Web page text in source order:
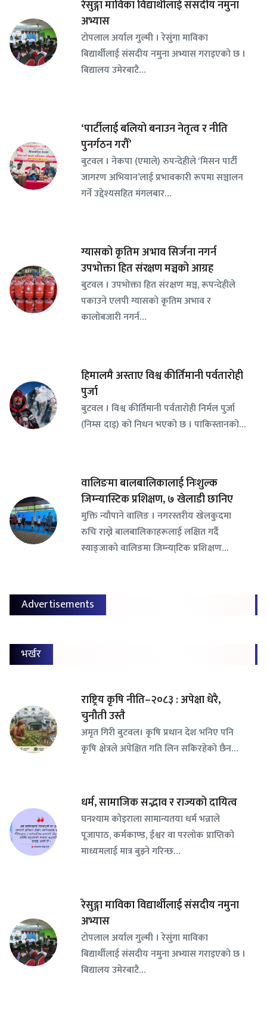
रेसुङ्गा माविका विद्यार्थीलाई संसदीय नमुना
अभ्यास
टोपलाल अर्याल गुल्मी । रेसुंगा माविका
बिद्यार्थीलाई संसदीय नमुना अभ्यास गराइएको छ ।
बिद्यालय उमेरबाटै…
‘पार्टीलाई बलियो बनाउन नेतृत्व र नीति
पुनर्गठन गरौँ’
बुटवल । नेकपा (एमाले) रुपन्देहीले ‘मिसन पार्टी
जागरण अभियान’लाई प्रभावकारी रूपमा सञ्चालन
गर्ने उद्देश्यसहित मंगलबार…
ग्यासको कृतिम अभाव सिर्जना नगर्न
उपभोक्ता हित संरक्षण मञ्चको आग्रह
बुटवल । उपभोक्ता हित संरक्षण मञ्च, रूपन्देहीले
पकाउने एलपी ग्यासको कृतिम अभाव र
कालोबजारी नगर्न…
हिमालमै अस्ताए विश्व कीर्तिमानी पर्वतारोही
पुर्जा
बुटवल । विश्व कीर्तिमानी पर्वतारोही निर्मल पुर्जा
(निम्स दाइ) को निधन भएको छ । पाकिस्तानको…
वालिङमा बालबालिकालाई निःशुल्क
जिम्न्यास्टिक प्रशिक्षण, ७ खेलाडी छानिए
​मुक्ति न्यौपाने वालिङ । नगरस्तरीय खेलकुदमा
रुचि राख्ने बालबालिकाहरूलाई लक्षित गर्दै
स्याङ्जाको वालिङमा जिम्न्या्टिक प्रशिक्षण…
Advertisements
भर्खर
राष्ट्रिय कृषि नीति–२०८३ : अपेक्षा धेरै,
चुनौती उस्तै
अमृत गिरी बुटवल। कृषि प्रधान देश भनिए पनि
कृषि क्षेत्रले अपेक्षित गति लिन सकिरहेको छैन…
धर्म, सामाजिक सद्भाव र राज्यको दायित्व
घनश्याम कोइराला सामान्यतया धर्म भन्नाले
पूजापाठ, कर्मकाण्ड, ईश्वर वा परलोक प्राप्तिको
माध्यमलाई मात्र बुझ्ने गरिन्छ…
रेसुङ्गा माविका विद्यार्थीलाई संसदीय नमुना
अभ्यास
टोपलाल अर्याल गुल्मी । रेसुंगा माविका
बिद्यार्थीलाई संसदीय नमुना अभ्यास गराइएको छ ।
बिद्यालय उमेरबाटै…